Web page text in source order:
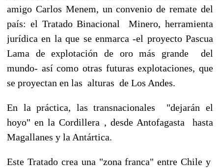
amigo Carlos Menem, un convenio de remate del
país: el Tratado Binacional Minero, herramienta
jurídica en la que se enmarca -el proyecto Pascua
Lama de explotación de oro más grande del
mundo- así como otras futuras explotaciones, que
se proyectan en las alturas de Los Andes.
En la práctica, las transnacionales "dejarán el
hoyo" en la Cordillera , desde Antofagasta hasta
Magallanes y la Antártica.
Este Tratado crea una "zona franca" entre Chile y